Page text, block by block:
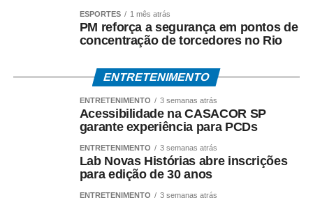
ESPORTES 1 mês atrás
PM reforça a segurança em pontos de
concentração de torcedores no Rio
ENTRETENIMENTO
ENTRETENIMENTO 3 semanas atrás
Acessibilidade na CASACOR SP
garante experiência para PCDs
ENTRETENIMENTO 3 semanas atrás
Lab Novas Histórias abre inscrições
para edição de 30 anos
ENTRETENIMENTO 3 semanas atrás